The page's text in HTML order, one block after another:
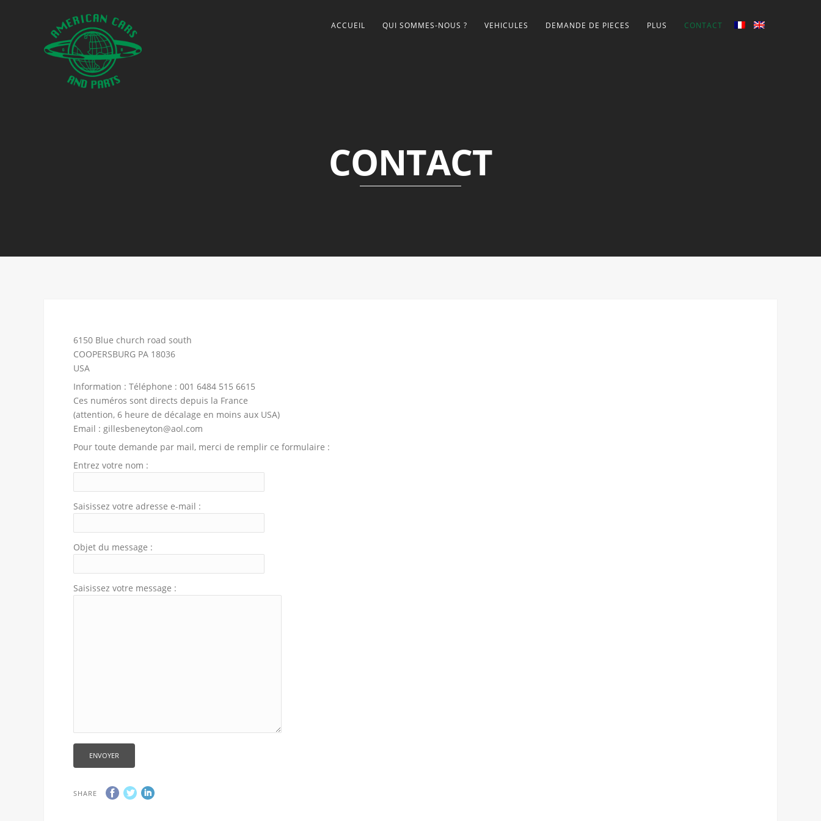
ACCUEIL QUI SOMMES-NOUS ? VEHICULES DEMANDE DE PIECES PLUS CONTACT
CONTACT
6150 Blue church road south
COOPERSBURG PA 18036
USA
Information : Téléphone : 001 6484 515 6615
Ces numéros sont directs depuis la France
(attention, 6 heure de décalage en moins aux USA)
Email : gillesbeneyton@aol.com
Pour toute demande par mail, merci de remplir ce formulaire :
Entrez votre nom :
Saisissez votre adresse e-mail :
Objet du message :
Saisissez votre message :
SHARE